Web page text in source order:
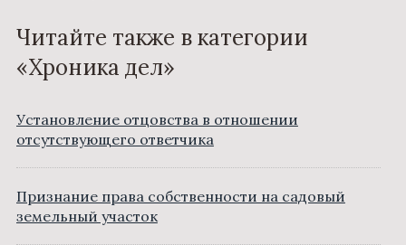
Читайте также в категории
«Хроника дел»
Установление отцовства в отношении
отсутствующего ответчика
Признание права собственности на садовый
земельный участок